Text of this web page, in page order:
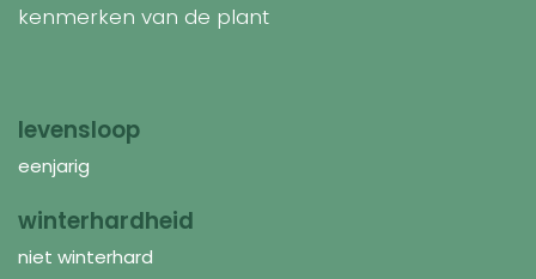
kenmerken van de plant
levensloop
eenjarig
winterhardheid
niet winterhard